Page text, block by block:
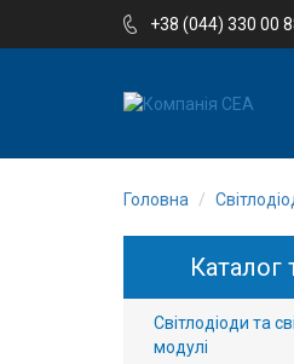
+38 (044) 330 00
Компанія
Виробництво
Головна
Каталог
Світлодіоди та
модулі